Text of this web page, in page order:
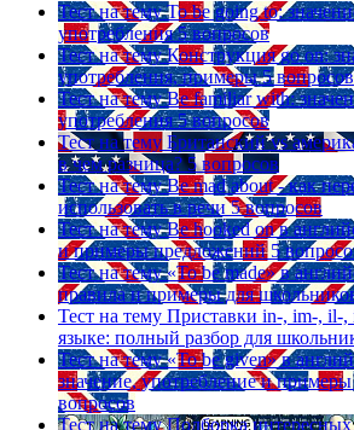
Тест на тему To be going to:
употребления 5 вопросов
Тест на тему Конструкция go on:
употребления, примеры 5 вопросов
Тест на тему Be familiar with:
употребления 5 вопросов
Тест на тему Британский vs
в чем разница? 5 вопросов
Тест на тему Be mad about - как
использовать в речи 5 вопросов
Тест на тему Be hooked on в
и примеры предложений 5
Тест на тему «To be made» в
правила и примеры для
Тест на тему Приставки in-, im-, il-,
языке: полный разбор для
Тест на тему «To be given» в
значение, употребление и
вопросов
Тест на тему Подборка